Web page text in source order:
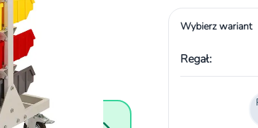
Wybierz wariant
Regał: